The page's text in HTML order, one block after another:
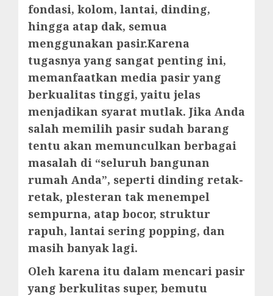
fondasi, kolom, lantai, dinding,
hingga atap dak, semua
menggunakan pasir.Karena
tugasnya yang sangat penting ini,
memanfaatkan media pasir yang
berkualitas tinggi, yaitu jelas
menjadikan syarat mutlak. Jika Anda
salah memilih pasir sudah barang
tentu akan memunculkan berbagai
masalah di “seluruh bangunan
rumah Anda”, seperti dinding retak-
retak, plesteran tak menempel
sempurna, atap bocor, struktur
rapuh, lantai sering popping, dan
masih banyak lagi.
Oleh karena itu dalam mencari pasir
yang berkulitas super, bemutu